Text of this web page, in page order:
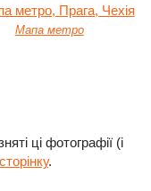
Мапа метро
ці фотографії (і
сторінку.